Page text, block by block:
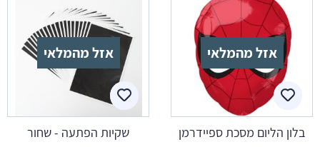
אזל מהמלאי
בלון הליום מסכת ספיידרמן
אזל מהמלאי
שקיות הפתעה - שחור